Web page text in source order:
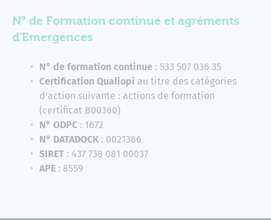
N° de Formation continue et agréments
d'Emergences
N° de formation continue : 533 507 036 35
Certification Qualiopi au titre des catégories
d'action suivante : actions de formation
(certificat B00360)
N° ODPC : 1672
N° DATADOCK : 0021366
SIRET : 437 738 081 00037
APE : 8559